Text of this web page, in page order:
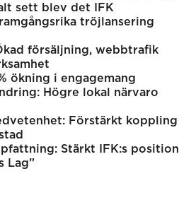
sett blev det IFK
tröjlansering
försäljning, webbtrafik
ökning i engagemang
Högre lokal närvaro
Förstärkt koppling
Stärkt IFK:s position
Lag”